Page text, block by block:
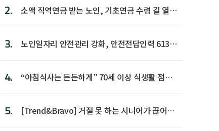
2.
소액 직역연금 받는 노인, 기초연금 수령 길 열린
3.
노인일자리 안전관리 강화, 안전전담인력 613명
4.
“아침식사는 든든하게” 70세 이상 식생활 점수
5.
[Trend&Bravo] 거절 못 하는 시니어가 끊어야